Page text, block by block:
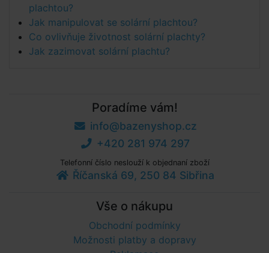
plachtou?
Jak manipulovat se solární plachtou?
Co ovlivňuje životnost solární plachty?
Jak zazimovat solární plachtu?
Poradíme vám!
info@bazenyshop.cz
+420 281 974 297
Telefonní číslo neslouží k objednaní zboží
Říčanská 69, 250 84 Sibřina
Vše o nákupu
Obchodní podmínky
Možnosti platby a dopravy